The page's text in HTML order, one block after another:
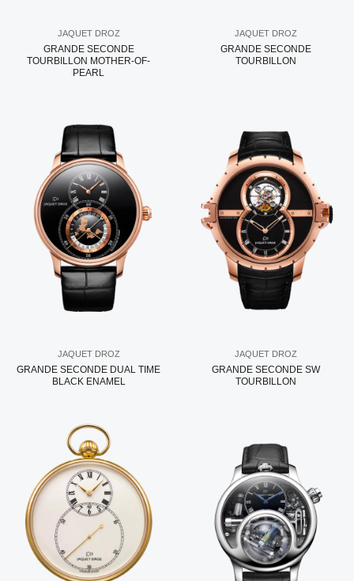
JAQUET DROZ
GRANDE SECONDE
TOURBILLON MOTHER-OF-
PEARL
JAQUET DROZ
GRANDE SECONDE
TOURBILLON
JAQUET DROZ
GRANDE SECONDE DUAL TIME
BLACK ENAMEL
JAQUET DROZ
GRANDE SECONDE SW
TOURBILLON